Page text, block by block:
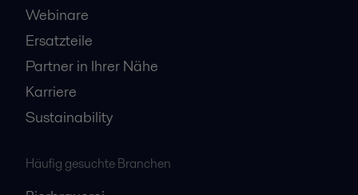
Webinare
Ersatzteile
Partner in Ihrer Nähe
Karriere
Sustainability
Häufig gesuchte Branchen